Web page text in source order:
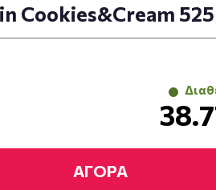
Cookies&Cream
ΑΓΟΡΑ